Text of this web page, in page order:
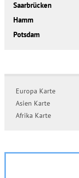
Saarbrücken
Hamm
Potsdam
Europa Karte
Asien Karte
Afrika Karte